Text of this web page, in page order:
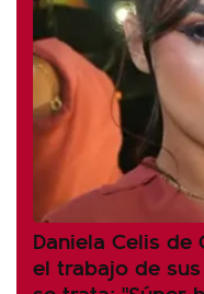
Daniela Celis
el trabajo de